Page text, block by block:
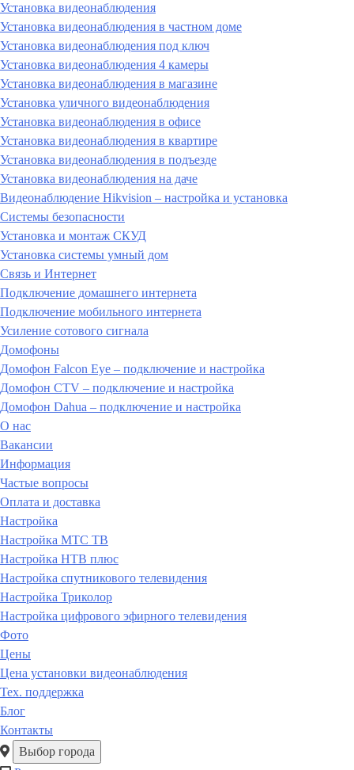
Установка видеонаблюдения
Установка видеонаблюдения в частном доме
Установка видеонаблюдения под ключ
Установка видеонаблюдения 4 камеры
Установка видеонаблюдения в магазине
Установка уличного видеонаблюдения
Установка видеонаблюдения в офисе
Установка видеонаблюдения в квартире
Установка видеонаблюдения в подъезде
Установка видеонаблюдения на даче
Видеонаблюдение Hikvision – настройка и установка
Системы безопасности
Установка и монтаж СКУД
Установка системы умный дом
Связь и Интернет
Подключение домашнего интернета
Подключение мобильного интернета
Усиление сотового сигнала
Домофоны
Домофон Falcon Eye – подключение и настройка
Домофон CTV – подключение и настройка
Домофон Dahua – подключение и настройка
О нас
Вакансии
Информация
Частые вопросы
Оплата и доставка
Настройка
Настройка МТС ТВ
Настройка НТВ плюс
Настройка спутникового телевидения
Настройка Триколор
Настройка цифрового эфирного телевидения
Фото
Цены
Цена установки видеонаблюдения
Тех. поддержка
Блог
Контакты
Выбор города